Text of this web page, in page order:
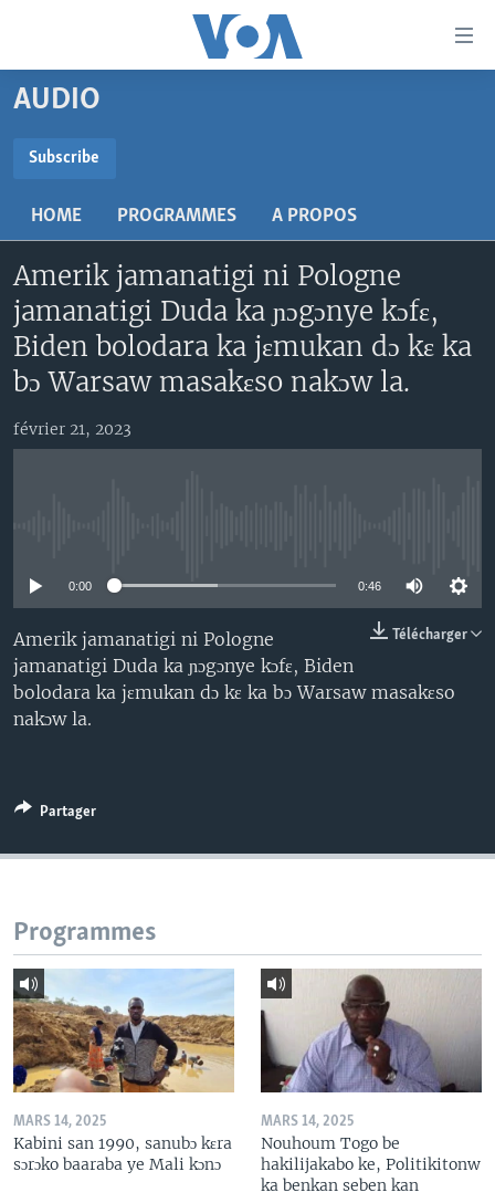
Menu
principal
navigation
principale
Retour
la
recherche
MALI KURA
RADIO
AN BA FO!
FARAFINA FOLI
Learning English
SUIVEZ-NOUS
AUDIO
Subscribe
HOME PROGRAMMES A PROPOS
Amerik jamanatigi ni Pologne
jamanatigi Duda ka ɲɔgɔnye kɔfɛ,
Biden bolodara ka jɛmukan dɔ kɛ ka
bɔ Warsaw masakɛso nakɔw la.
février 21, 2023
0:00 0:46
Télécharger
Amerik jamanatigi ni Pologne
jamanatigi Duda ka ɲɔgɔnye kɔfɛ, Biden
bolodara ka jɛmukan dɔ kɛ ka bɔ Warsaw masakɛso
nakɔw la.
Partager
Programmes
MARS 14, 2025
Kabini san 1990, sanubɔ kɛra
sɔrɔko baaraba ye Mali kɔnɔ
MARS 14, 2025
Nouhoum Togo be
hakilijakabo ke, Politikitonw
ka benkan seben kan